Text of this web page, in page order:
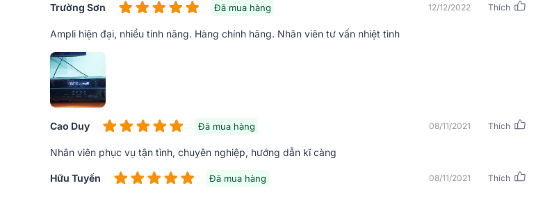
Mặt sau là hệ thống cổng kết nối đường ra vào các tín hiệu cùng các thông số kỹ thuật cơ bản
Trường Sơn Đã mua hàng 12/12/2022 Thích
Ampli hiện đại, nhiều tính năng. Hàng chính hãng. Nhân viên tư vấn nhiệt tình
Cao Duy Đã mua hàng 08/11/2021 Thích
Nhân viên phục vụ tận tình, chuyên nghiệp, hướng dẫn kĩ càng
Hữu Tuyến Đã mua hàng 08/11/2021 Thích